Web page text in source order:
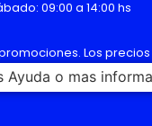
09:00 a 14:00 hs
Los precios
sin previo aviso por el
Ayuda o mas